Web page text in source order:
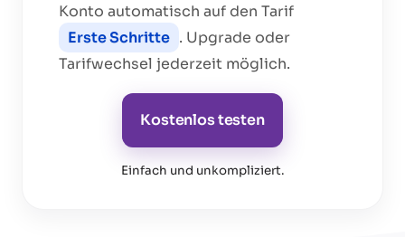
Konto automatisch auf den Tarif
Erste Schritte . Upgrade oder
Tarifwechsel jederzeit möglich.
Kostenlos testen
Einfach und unkompliziert.